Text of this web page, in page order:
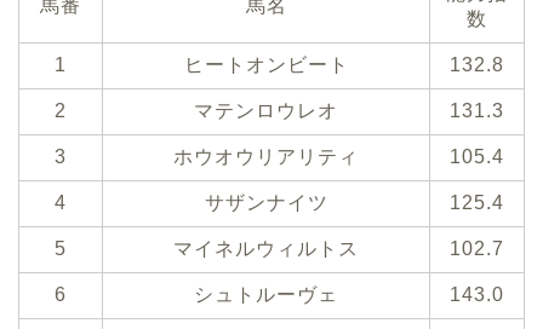
馬番 馬名
数
1 ヒートオンビート 132.8
2 マテンロウレオ 131.3
3 ホウオウリアリティ 105.4
4 サザンナイツ 125.4
5 マイネルウィルトス 102.7
6 シュトルーヴェ 143.0